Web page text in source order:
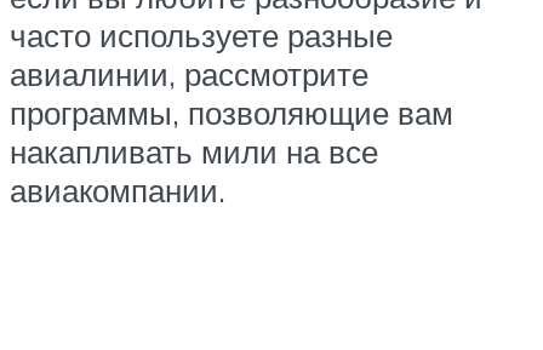
часто используете разные
авиалинии, рассмотрите
программы, позволяющие вам
накапливать мили на все
авиакомпании.